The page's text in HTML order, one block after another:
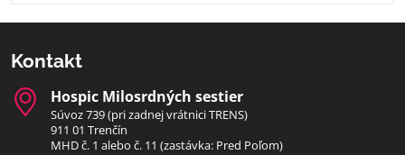
Kontakt
Hospic Milosrdných sestier
Súvoz 739 (pri zadnej vrátnici TRENS)
911 01 Trenčín
MHD č. 1 alebo č. 11 (zastávka: Pred Poľom)